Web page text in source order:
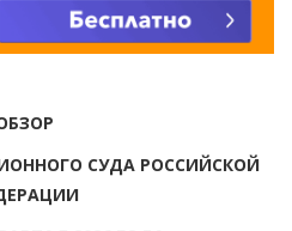
СУДА РОССИЙСКОЙ